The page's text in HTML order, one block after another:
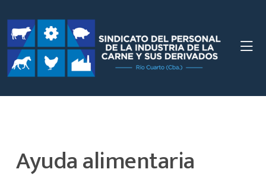
Ayuda alimentaria